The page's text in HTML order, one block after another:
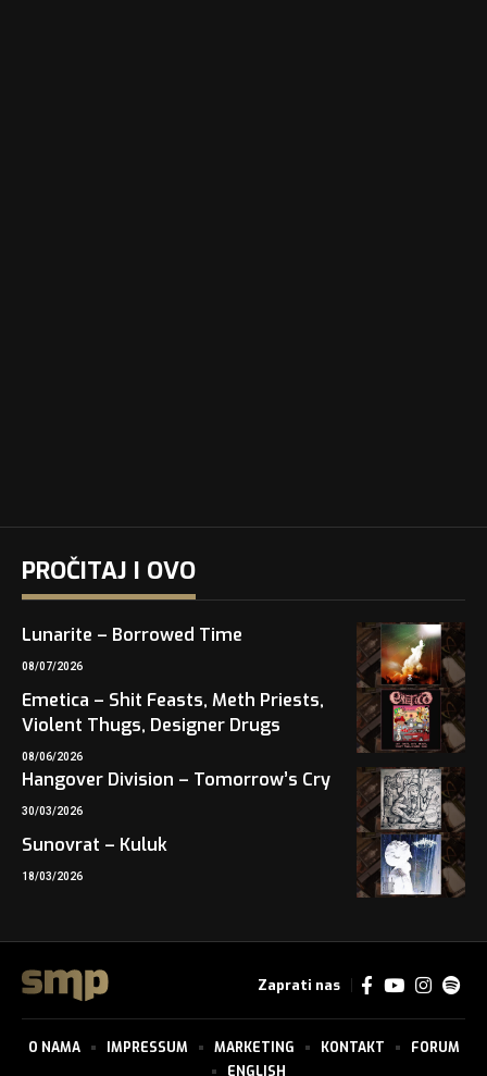
PROČITAJ I OVO
Lunarite – Borrowed Time
08/07/2026
Emetica – Shit Feasts, Meth Priests,
Violent Thugs, Designer Drugs
08/06/2026
Hangover Division – Tomorrow’s Cry
30/03/2026
Sunovrat – Kuluk
18/03/2026
Zaprati nas
O NAMA IMPRESSUM MARKETING KONTAKT
FORUM
ENGLISH